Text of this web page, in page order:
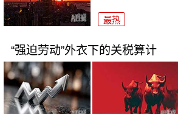
最热
“强迫劳动”外衣下的关税算计